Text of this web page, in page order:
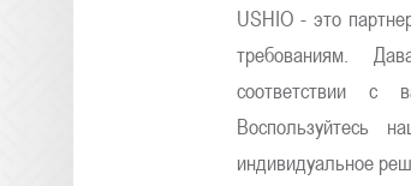
USHIO - это
требованиям.
соответствии с
Воспользуйтесь
индивидуальное